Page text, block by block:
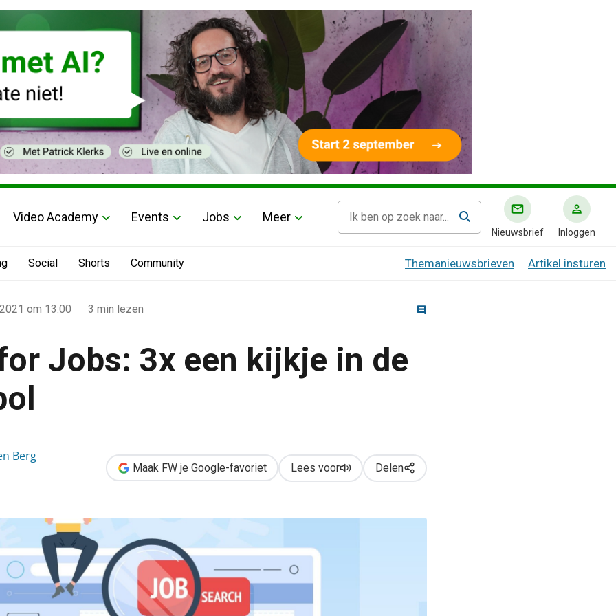
Video Academy Events Jobs Meer
Nieuwsbrief Inloggen
Social Shorts Community Themanieuwsbrieven Artikel insturen
om 13:00 3 min lezen
Jobs: 3x een kijkje in de
Berg
Maak FW je Google-favoriet Lees voor Delen